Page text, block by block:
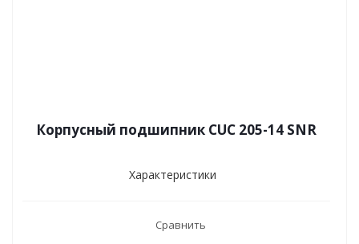
Корпусный подшипник CUC 205-14 SNR
Характеристики
Сравнить